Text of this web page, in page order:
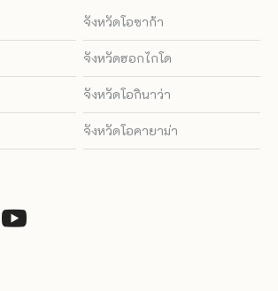
จังหวัดโอซาก้า
จังหวัดฮอกไกโด
จังหวัดโอกินาว่า
จังหวัดโอคายาม่า